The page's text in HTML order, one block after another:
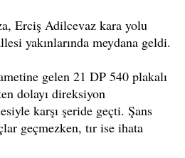
Erciş Adilcevaz kara yolu
yakınlarında meydana geldi.
gelen 21 DP 540 plakalı
dolayı direksiyon
karşı şeride geçti. Şans
geçmezken, tır ise ihata